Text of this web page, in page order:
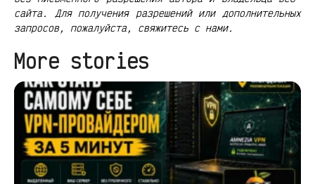
сайта. Для получения разрешений или дополнительных
запросов, пожалуйста, свяжитесь с нами.
More stories